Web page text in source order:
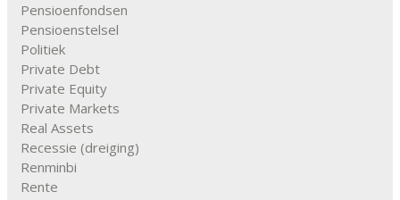
Pensioenfondsen
Pensioenstelsel
Politiek
Private Debt
Private Equity
Private Markets
Real Assets
Recessie (dreiging)
Renminbi
Rente